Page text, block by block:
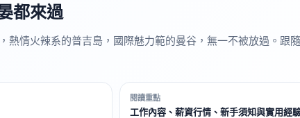
都來過
情火辣系的普吉島，國際魅力範的曼谷，無一不被放過。跟
閱讀重點
工作內容、薪資行情、新手須知與實用經